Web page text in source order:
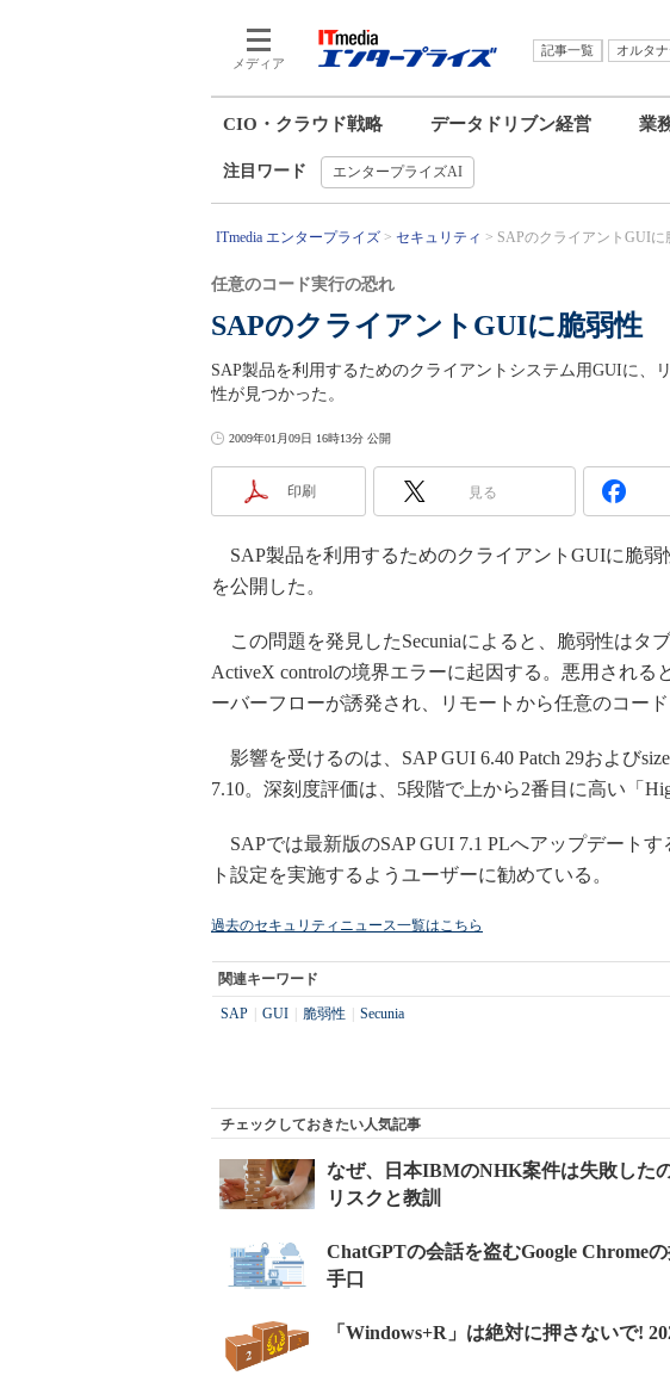
メディア
記事一覧 オルタ
CIO・クラウド戦略 データドリブン経営 業
注目ワード エンタープライズAI
ITmedia エンタープライズ セキュリティ SAPのクライアントGUI
SAPのクライアントGUIに脆弱性
任意のコード実行の恐れ
SAP製品を利用するためのクライアントシステム用GUIに、
性が見つかった。
2009年01月09日 16時13分 公開
印刷 見る
SAP製品を利用するためのクライアントGUIに脆弱
を公開した。
この問題を発見したSecuniaによると、脆弱性はタ
ActiveX controlの境界エラーに起因する。悪用される
ーバーフローが誘発され、リモートから任意のコー
影響を受けるのは、SAP GUI 6.40 Patch 29および
7.10。深刻度評価は、5段階で上から2番目に高い「
SAPでは最新版のSAP GUI 7.1 PLへアップデート
ト設定を実施するようユーザーに勧めている。
過去のセキュリティニュース一覧はこちら
関連キーワード
SAP GUI 脆弱性 Secunia
チェックしておきたい人気記事